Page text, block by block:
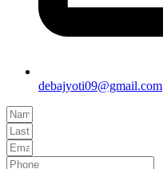
debajyoti09@gmail.com